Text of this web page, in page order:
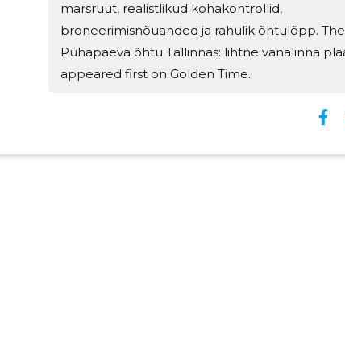
marsruut, realistlikud kohakontrollid,
broneerimisnõuanded ja rahulik õhtulõpp.
Pühapäeva õhtu Tallinnas: lihtne vanalinna
appeared first on Golden Time.